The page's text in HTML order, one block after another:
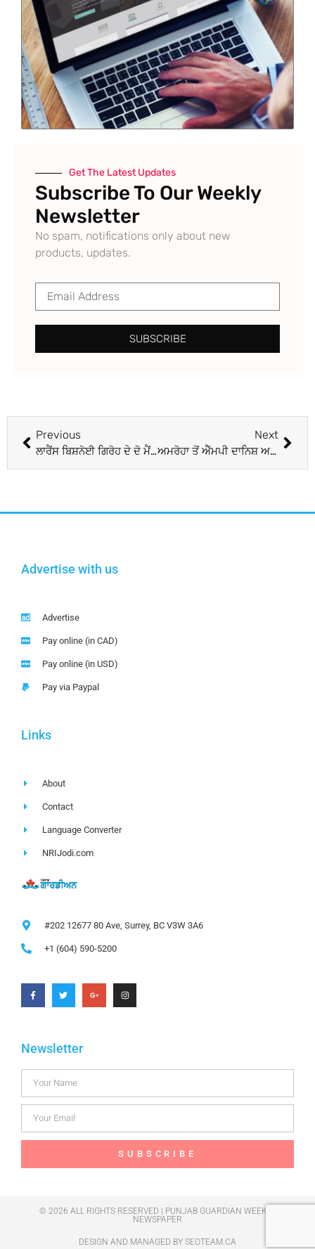
Get The Latest Updates
Subscribe To Our Weekly
Newsletter
No spam, notifications only about new
products, updates.
SUBSCRIBE
Previous
ਲਾਰੈਂਸ ਬਿਸ਼ਨੋਈ ਗਿਰੋਹ ਦੇ ਦੋ ਮੈਂਬਰ ਦਿੱਲੀ ਤੋਂ ਗ੍ਰਿਫ਼ਤਾਰ, ਦੋ ਪਿਸਤੌਲ, ਕਾਰਤੂਸ ਤੇ ਇੱਕ ਮੋਟਰਸਾਈਕਲ ਬਰਾਮਦ
Next
ਅਮਰੋਹਾ ਤੋਂ ਐੱਮਪੀ ਦਾਨਿਸ਼ ਅਲੀ ਨੂੰ ਵੱਡਾ ਝਟਕਾ, ਬਸਪਾ ਮੁਖੀ ਮਾਇਆਵਤੀ ਨੇ ਵਿਖਾਇਆ ਬਾਹਰ ਦਾ ਰਸਤਾ
Advertise with us
Advertise
Pay online (in CAD)
Pay online (in USD)
Pay via Paypal
Links
About
Contact
Language Converter
NRIJodi.com
#202 12677 80 Ave, Surrey, BC V3W 3A6
+1 (604) 590-5200
Newsletter
SUBSCRIBE
© 2026 ALL RIGHTS RESERVED | PUNJAB GUARDIAN WEEKLY
NEWSPAPER
DESIGN AND MANAGED BY SEOTEAM.CA